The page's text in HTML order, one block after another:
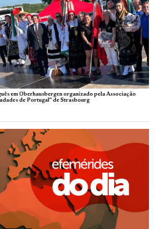
em Oberhausbergen organizado pela Associação
de Portugal” de Strasbourg